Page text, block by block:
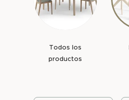
Todos los
productos